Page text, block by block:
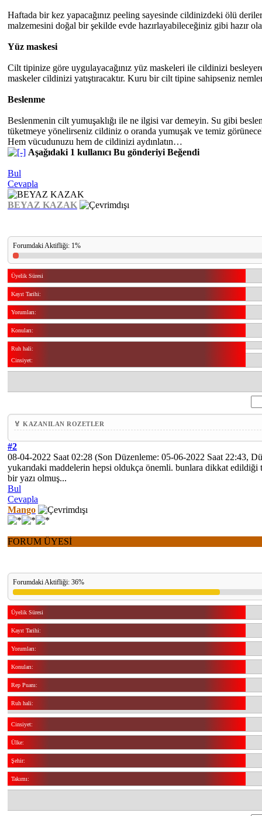
Haftada bir kez yapacağınız peeling sayesinde cildinizdeki ölü
malzemesini doğal bir şekilde evde hazırlayabileceğiniz gibi hazır
Yüz maskesi
Cilt tipinize göre uygulayacağınız yüz maskeleri ile cildinizi
maskeler cildinizi yatıştıracaktır. Kuru bir cilt tipine sahipseniz
Beslenme
Beslenmenin cilt yumuşaklığı ile ne ilgisi var demeyin. Su gibi
tüketmeye yönelirseniz cildiniz o oranda yumuşak ve temiz
Hem vücudunuzu hem de cildinizi aydınlatın…
Aşağıdaki 1 kullanıcı Bu gönderiyi Beğendi
Bul
Cevapla
BEYAZ KAZAK
Forumdaki Aktifliği: 1%
Üyelik Süresi
Kayıt Tarihi:
Yorumları:
Konuları:
Ruh hali:
Cinsiyet:
🏅 KAZANILAN ROZETLER
#2
08-04-2022 Saat 02:28 (Son Düzenleme: 05-06-2022 Saat 22:43,
yukarıdaki maddelerin hepsi oldukça önemli. bunlara dikkat
bir yazı olmuş...
Bul
Cevapla
Mango
FORUM ÜYESİ
Forumdaki Aktifliği: 36%
Üyelik Süresi
Kayıt Tarihi:
Yorumları:
Konuları:
Rep Puanı:
Ruh hali:
Cinsiyet:
Ülke:
Şehir:
Takımı: